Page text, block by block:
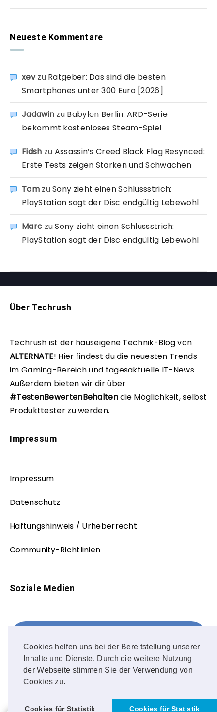
Cookies helfen uns bei der Bereitstellung unserer
Inhalte und Dienste. Durch die weitere Nutzung
der Webseite stimmen Sie der Verwendung von
Cookies zu.
Cookies für Statistik Cookies für Statistik
Neueste Kommentare
xevzu Ratgeber: Das sind die besten
Smartphones unter 300 Euro [2026]
Jadawin zu Babylon Berlin: ARD-Serie
bekommt kostenloses Steam-Spiel
Fidsh zu Assassin’s Creed Black Flag Resynced:
Erste Tests zeigen Stärken und Schwächen
TomzuSony zieht einen Schlussstrich:
PlayStation sagt der Disc endgültig Lebewohl
Marc zuSony zieht einen Schlussstrich:
PlayStation sagt der Disc endgültig Lebewohl
Über Techrush
Techrush ist der hauseigene Technik-Blog von
ALTERNATE! Hier findest du die neuesten Trends
im Gaming-Bereich und tagesaktuelle IT-News.
Außerdem bieten wir dir über
#TestenBewertenBehaltendie Möglichkeit, selbst
Produkttester zu werden.
Impressum
Impressum
Datenschutz
Haftungshinweis / Urheberrecht
Community-Richtlinien
Soziale Medien
FOLLOW ME!
Instagram
OUR PHOTOS!